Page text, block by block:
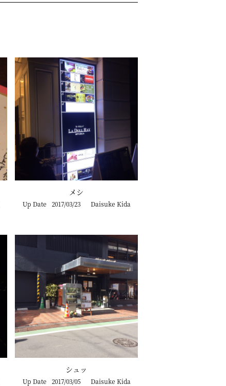
メシ
Up Date 2017/03/23 Daisuke Kida
シュッ
Up Date 2017/03/05 Daisuke Kida